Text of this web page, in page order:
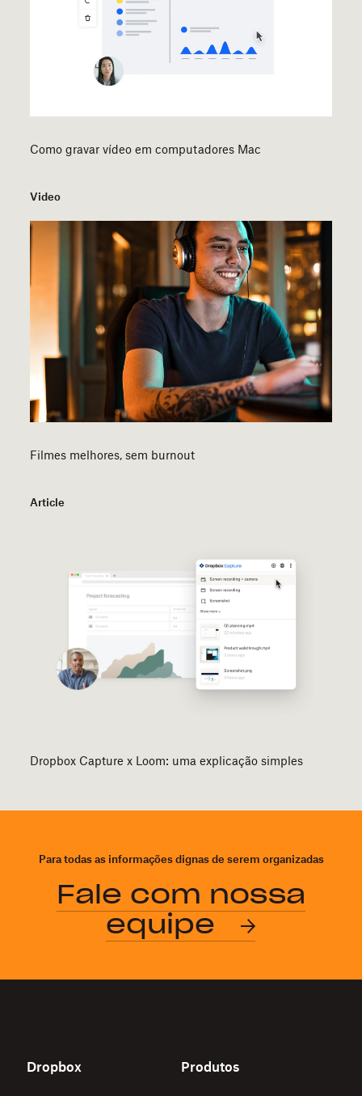
Como gravar vídeo em computadores Mac
Video
Filmes melhores, sem burnout
Article
Dropbox Capture x Loom: uma explicação simples
Para todas as informações dignas de serem organizadas
Fale com nossa
equipe
Dropbox Produtos